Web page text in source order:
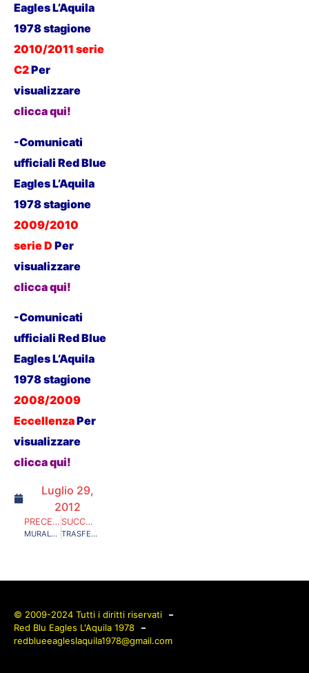
Eagles L’Aquila
1978 stagione
2010/2011 serie
C2Per
visualizzare
clicca qui!
-Comunicati
ufficiali Red Blue
Eagles L’Aquila
1978 stagione
2009/2010
serie D Per
visualizzare
clicca qui!
-Comunicati
ufficiali Red Blue
Eagles L’Aquila
1978 stagione
2008/2009
EccellenzaPer
visualizzare
clicca qui!
Luglio 29,
2012
PRECEDENTE
MURALES
SUCCESSIVO
TRASFERTA DA SOLO
© 2009-2024 Tutti i diritti riservati
Red Blu Eagles L'Aquila 1978
redblueeagleslaquila1978@gmail.com